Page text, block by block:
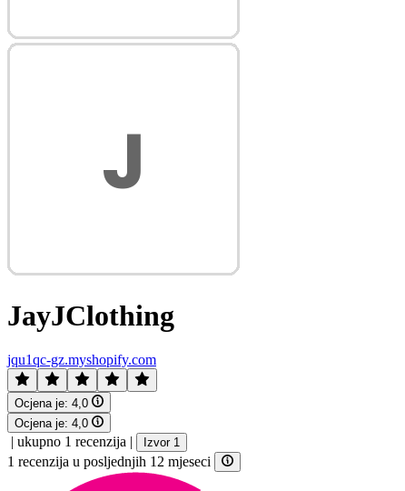
JayJClothing
jqu1qc-gz.myshopify.com
Ocjena je: 4,0
Ocjena je: 4,0
| ukupno 1 recenzija | Izvor 1
1 recenzija u posljednjih 12 mjeseci